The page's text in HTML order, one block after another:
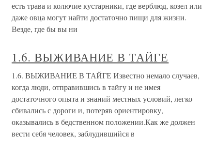
есть трава и колючие кустарники, где верблюд, козел или
даже овца могут найти достаточно пищи для жизни.
Везде, где бы вы ни
1.6. ВЫЖИВАНИЕ В ТАЙГЕ
1.6. ВЫЖИВАНИЕ В ТАЙГЕ Известно немало случаев,
когда люди, отправившись в тайгу и не имея
достаточного опыта и знаний местных условий, легко
сбивались с дороги и, потеряв ориентировку,
оказывались в бедственном положении.Как же должен
вести себя человек, заблудившийся в